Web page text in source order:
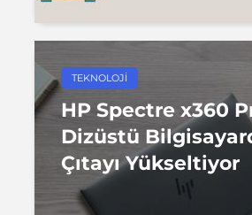
TEKNOLOJI
HP Spectre x360
Dizüstü
Çıtayı Yükseltiyor